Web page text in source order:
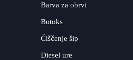
Barva za obrvi
Botoks
Čiščenje šip
Diesel ure